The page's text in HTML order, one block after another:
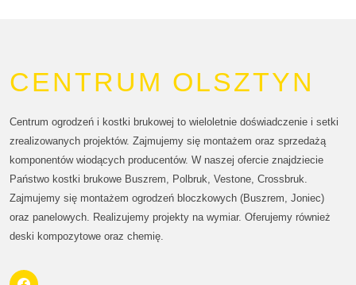
CENTRUM OLSZTYN
Centrum ogrodzeń i kostki brukowej to wieloletnie doświadczenie i setki
zrealizowanych projektów. Zajmujemy się montażem oraz sprzedażą
komponentów wiodących producentów. W naszej ofercie znajdziecie
Państwo kostki brukowe Buszrem, Polbruk, Vestone, Crossbruk.
Zajmujemy się montażem ogrodzeń bloczkowych (Buszrem, Joniec)
oraz panelowych. Realizujemy projekty na wymiar. Oferujemy również
deski kompozytowe oraz chemię.